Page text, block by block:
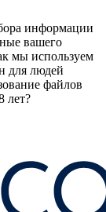
информации
вашего
мы используем
для людей
файлов
лет?